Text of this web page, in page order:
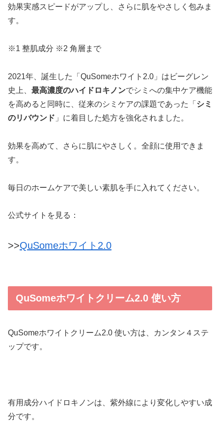
効果実感スピードがアップし、さらに肌をやさしく包みま
す。
※1 整肌成分 ※2 角層まで
2021年、誕生した「QuSomeホワイト2.0」はビーグレン
史上、 最高濃度のハイドロキノンでシミへの集中ケア機能
を高めると同時に、従来のシミケアの課題であった「 シミ
のリバウンド 」に着目した処方を強化されました。
効果を高めて、さらに肌にやさしく。全顔に使用できま
す。
毎日のホームケアで美しい素肌を手に入れてください。
公式サイトを見る：
>>QuSomeホワイト2.0
QuSomeホワイトクリーム2.0 使い方
QuSomeホワイトクリーム2.0 使い方は、カンタン４ステ
ップです。
有用成分ハイドロキノンは、紫外線により変化しやすい成
分です。